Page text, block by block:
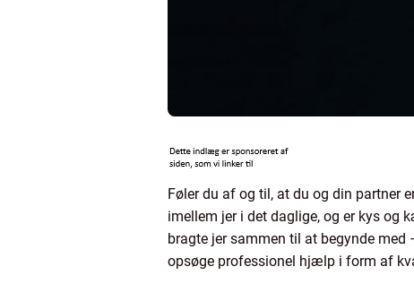
Føler du af og til, at du og din partner
imellem jer i det daglige, og er kys og
bragte jer sammen til at begynde
opsøge professionel hjælp i form af